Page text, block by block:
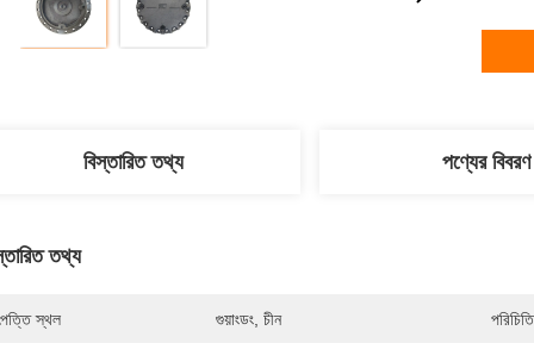
বিস্তারিত তথ্য পণ্যের বিবরণ
তথ্য
স্থল গুয়াংডং, চীন